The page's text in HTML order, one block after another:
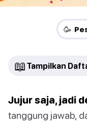
🥳
📖 Tampilkan
Jujur saja, jadi
tanggung jawab,